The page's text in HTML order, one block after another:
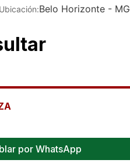
Ubicación:Belo Horizonte - MG
por WhatsApp